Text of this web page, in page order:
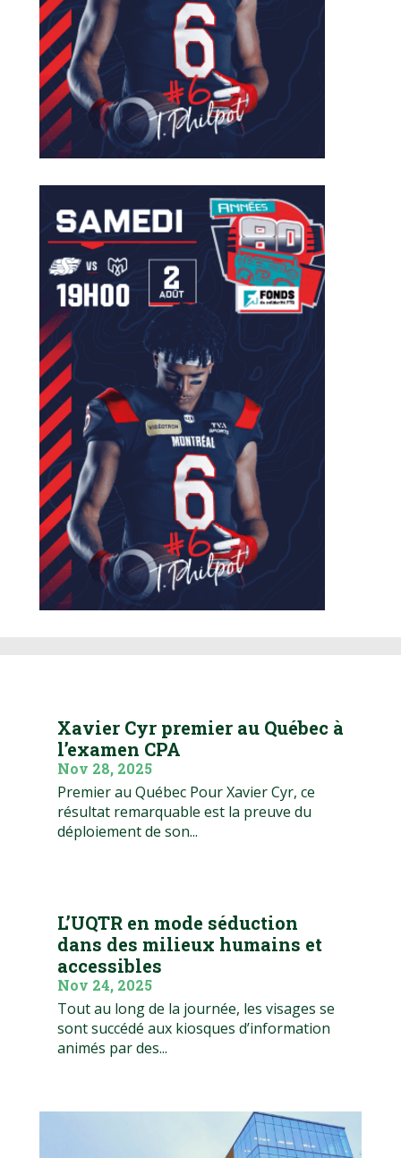
Xavier Cyr premier au Québec à
l’examen CPA
Nov 28, 2025
Premier au Québec Pour Xavier Cyr, ce
résultat remarquable est la preuve du
déploiement de son...
L’UQTR en mode séduction
dans des milieux humains et
accessibles
Nov 24, 2025
Tout au long de la journée, les visages se
sont succédé aux kiosques d’information
animés par des...